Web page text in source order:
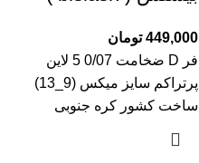
449,000 تومان
فر D ضخامت 0/07 5 لاین
پرتراکم سایز میکس (9_13)
ساخت کشور کره جنوبی